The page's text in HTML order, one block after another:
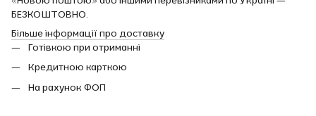
БЕЗКОШТОВНО.
Більше інформації про доставку
Готівкою при отриманні
Кредитною карткою
На рахунок ФОП